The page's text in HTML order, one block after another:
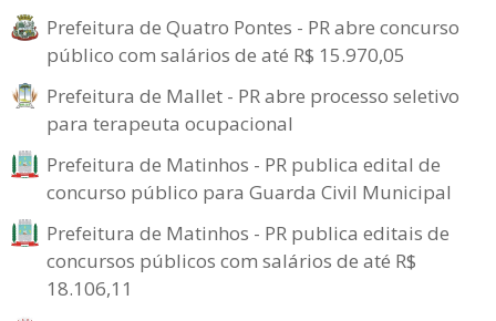
Prefeitura de Quatro Pontes - PR abre concurso
público com salários de até R$ 15.970,05
Prefeitura de Mallet - PR abre processo seletivo
para terapeuta ocupacional
Prefeitura de Matinhos - PR publica edital de
concurso público para Guarda Civil Municipal
Prefeitura de Matinhos - PR publica editais de
concursos públicos com salários de até R$
18.106,11